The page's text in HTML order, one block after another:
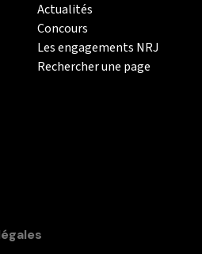
Actualités
Concours
Les engagements NRJ
Rechercher une page